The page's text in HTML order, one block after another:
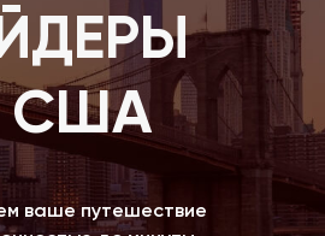
ваше путешествие
США